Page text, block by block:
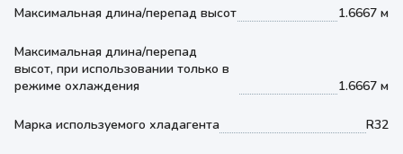
Максимальная длина/перепад высот 1.6667 м
Максимальная длина/перепад
высот, при использовании только в
режиме охлаждения
1.6667 м
Марка используемого хладагента R32